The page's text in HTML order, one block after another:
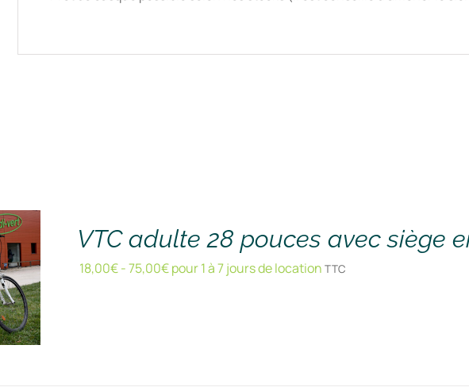
VTC adulte 28 pouces avec siège
18,00€-75,00€pour 1 à 7 jours de location TTC